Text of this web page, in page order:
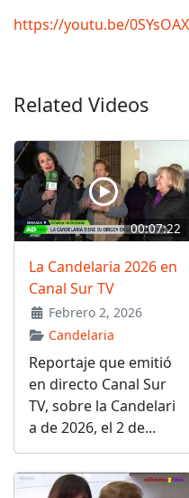
https://youtu.be/
Related Videos
00:07:22
La Candelaria 2026 en
Canal Sur TV
Febrero 2, 2026
Candelaria
Reportaje que emitió
en directo Canal Sur
TV, sobre la Candelari
a de 2026, el 2 de...